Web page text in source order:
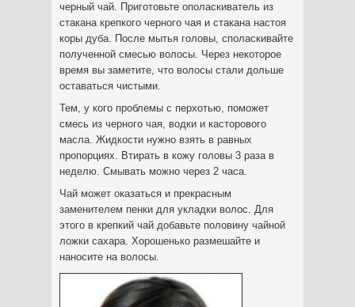
черный чай. Приготовьте ополаскиватель из
стакана крепкого черного чая и стакана настоя
коры дуба. После мытья головы, споласкивайте
полученной смесью волосы. Через некоторое
время вы заметите, что волосы стали дольше
оставаться чистыми.
Тем, у кого проблемы с перхотью, поможет
смесь из черного чая, водки и касторового
масла. Жидкости нужно взять в равных
пропорциях. Втирать в кожу головы 3 раза в
неделю. Смывать можно через 2 часа.
Чай может оказаться и прекрасным
заменителем пенки для укладки волос. Для
этого в крепкий чай добавьте половину чайной
ложки сахара. Хорошенько размешайте и
наносите на волосы.